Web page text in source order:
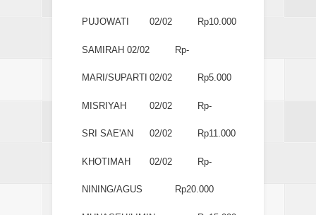
PUJOWATI 02/02 Rp10.000
SAMIRAH 02/02 Rp-
MARI/SUPARTI 02/02 Rp5.000
MISRIYAH 02/02 Rp-
SRI SAE'AN 02/02 Rp11.000
KHOTIMAH 02/02 Rp-
NINING/AGUS Rp20.000